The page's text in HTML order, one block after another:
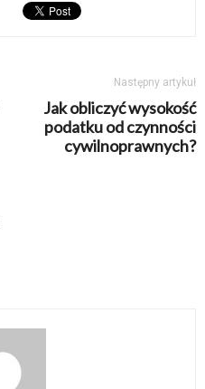
Następny artykuł
Jak obliczyć wysokość
podatku od czynności
cywilnoprawnych?